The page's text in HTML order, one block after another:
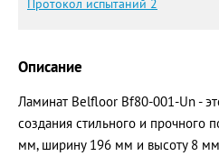
Протокол испытаний 2
Описание
Ламинат Belfloor Bf80-001-Un -
создания стильного и прочного
мм, ширину 196 мм и высоту 8